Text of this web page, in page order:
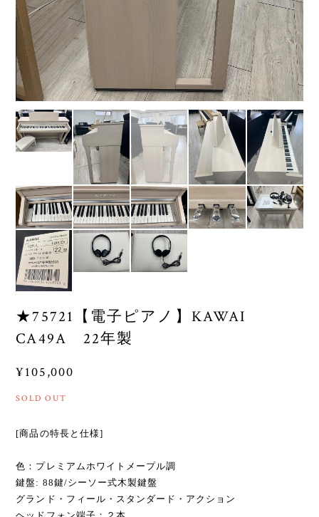
★75721【電子ピアノ】KAWAI
CA49A 22年製
¥105,000
SOLD OUT
[商品の特長と仕様]
色：プレミアムホワイトメープル調
鍵盤: 88鍵/シーソー式木製鍵盤
グランド・フィール・スタンダード・アクション